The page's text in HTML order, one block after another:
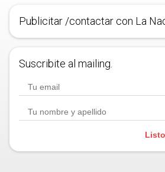
Publicitar /contactar con La
Suscribite al mailing.